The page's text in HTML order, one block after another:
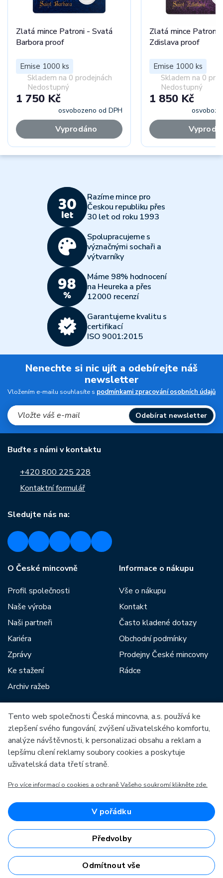
Zlatá mince Patroni - Svatá
Barbora proof
Emise 1000 ks
Skladem na 0 prodejnách
Nedostupný
1 750 Kč
osvobozeno od DPH
Vyprodáno
Zlatá mince Patroni
Zdislava proof
Emise 1000 ks
Skladem na 0
Nedostupný
1 850 Kč
Razíme mince pro
Českou republiku přes
30 let od roku 1993
Spolupracujeme s
význačnými sochaři a
výtvarníky
Máme 98% hodnocení
na Heureka a přes
12000 recenzí
Garantujeme kvalitu s
certifikací
ISO 9001:2015
Nenechte si nic ujít a odebírejte náš
newsletter
Vložením e-mailu souhlasíte s podmínkami zpracování osobních údajů
Odebírat newsletter
Buďte s námi v kontaktu
+420 800 225 228
Kontaktní formulář
Sledujte nás na:
O České mincovně
Profil společnosti
Naše výroba
Naši partneři
Kariéra
Zprávy
Ke stažení
Archiv ražeb
Informace o nákupu
Vše o nákupu
Kontakt
Často kladené dotazy
Obchodní podmínky
Prodejny České mincovny
Rádce
Mezi naše partnery patří:
Evropská unie
OP Podnikání a inovace pro konkurenceschopnost
Evropský fond pro regionální rozvoj
Česká mincovna, a.s. © 1993 - 2026
Tento web společnosti Česká mincovna, a.s. používá ke
zlepšení svého fungování, zvýšení uživatelského komfortu,
analýze návštěvnosti, k personalizaci obsahu a reklam a
lepšímu cílení reklamy soubory cookies a poskytuje
uživatelská data třetí straně.
Pro více informací o cookies a ochraně Vašeho soukromí klikněte zde.
V pořádku
Předvolby
Odmítnout vše